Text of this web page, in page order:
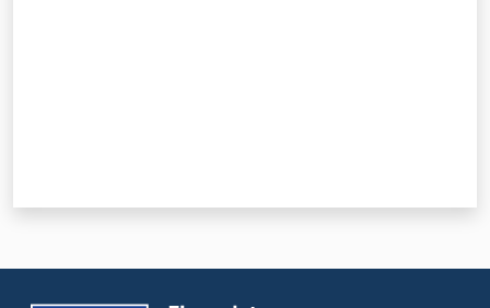
Argomenti
Novità